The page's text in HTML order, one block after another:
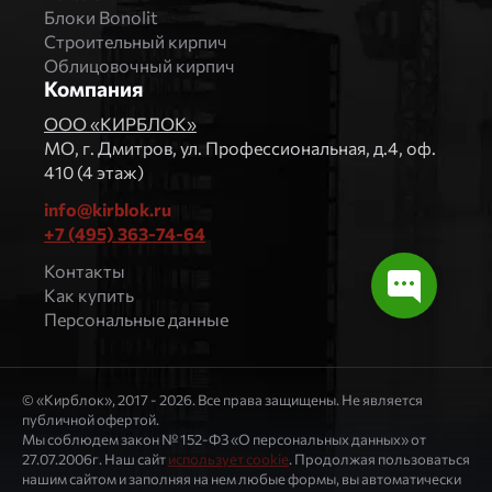
Блоки Bonolit
Строительный кирпич
Облицовочный кирпич
Компания
ООО «КИРБЛОК»
МO, г. Дмитров, ул. Профессиональная, д.4, оф.
410 (4 этаж)
info@kirblok.ru
+7 (495) 363-74-64
Контакты
Как купить
Персональные данные
© «Кирблок», 2017 - 2026. Все права защищены. Не является
публичной офертой.
Мы соблюдем закон № 152-ФЗ «О персональных данных» от
27.07.2006г. Наш сайтиспользует cookie. Продолжая пользоваться
нашим сайтом и заполняя на нем любые формы, вы автоматически